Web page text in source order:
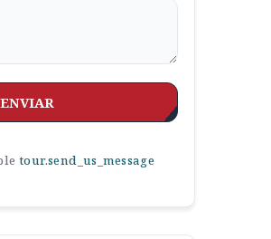
ENVIAR
tour.send_us_message